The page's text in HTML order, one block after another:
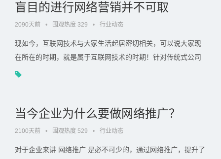
盲目的进行网络营销并不可取
2090天前 • 围观热度 329 • 行业动态
现如今，互联网技术与大家生活起居密切相关，可以说大家现
在所在的时期，就是属于互联网技术的时期！针对传统式公司
来讲，不仅仅必须在产品品质上考虑顾客要求，还必须依靠互 .
当今企业为什么要做网络推广？
2100天前 • 围观热度 529 • 行业动态
对于企业来讲 网络推广 是必不可少的，通过网络推广，提升了